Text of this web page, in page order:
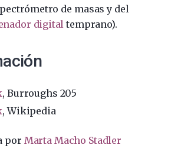
de masas y del
digital temprano).
, Burroughs 205
, Wikipedia
por Marta Macho Stadler